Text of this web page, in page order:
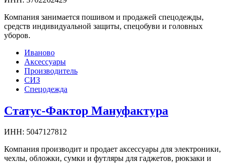
Компания занимается пошивом и продажей спецодежды,
средств индивидуальной защиты, спецобуви и головных
уборов.
Иваново
Аксессуары
Производитель
СИЗ
Спецодежда
Статус-Фактор Мануфактура
ИНН: 5047127812
Компания производит и продает аксессуары для электроники,
чехлы, обложки, сумки и футляры для гаджетов, рюкзаки и